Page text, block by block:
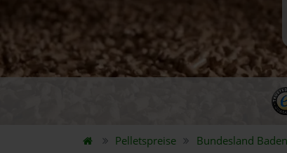
Pelletspreise Bundesland